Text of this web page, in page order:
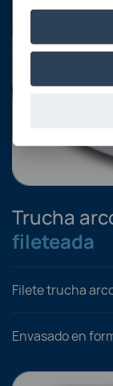
Trucha
fileteada
Filete trucha
Envasado en